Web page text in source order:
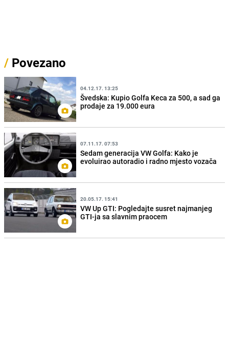
/ Povezano
04.12.17. 13:25
Švedska: Kupio Golfa Keca za 500, a sad ga
prodaje za 19.000 eura
07.11.17. 07:53
Sedam generacija VW Golfa: Kako je
evoluirao autoradio i radno mjesto vozača
20.05.17. 15:41
VW Up GTI: Pogledajte susret najmanjeg
GTI-ja sa slavnim praocem